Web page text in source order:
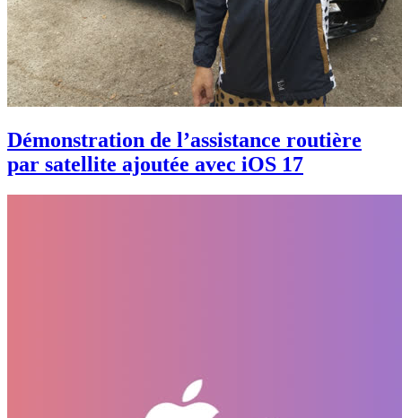
Démonstration de l’assistance routière
par satellite ajoutée avec iOS 17